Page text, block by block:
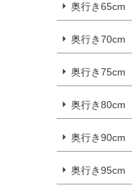
奥行き65cm
奥行き70cm
奥行き75cm
奥行き80cm
奥行き90cm
奥行き95cm